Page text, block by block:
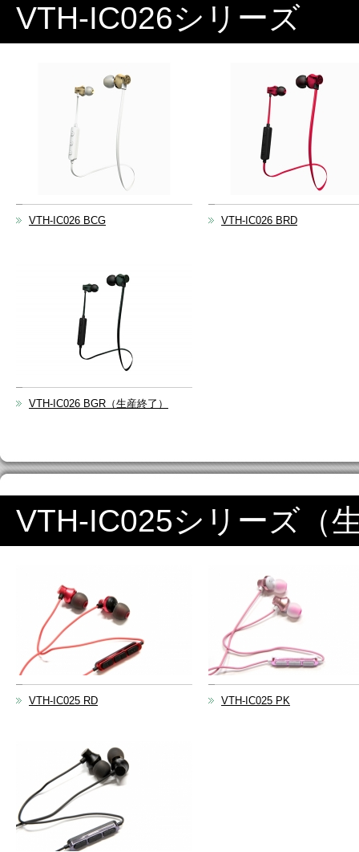
VTH-IC026シリーズ
VTH-IC026 BCG VTH-IC026 BRD
VTH-IC026 BGR（生産終了）
VTH-IC025シリーズ（
VTH-IC025 RD VTH-IC025 PK